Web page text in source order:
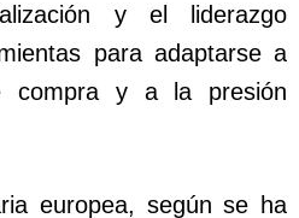
y el liderazgo
para adaptarse a
compra y a la presión
europea, según se ha